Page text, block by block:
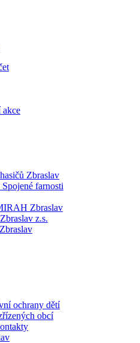
Zbraslav
farnosti
Zbraslav
z.s.
ochrany dětí
obcí